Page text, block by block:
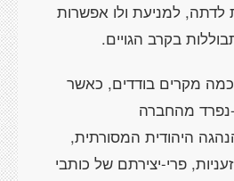
לדתה, למניעת ולו אפשרות
בקרב הגויים.
מקרים בודדים, כאשר
נפרד מהחברה
היהודית המסורתית,
פרי-יצירתם של כותבי